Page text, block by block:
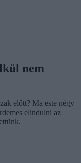
nem
előtt? Ma este négy
elindulni az